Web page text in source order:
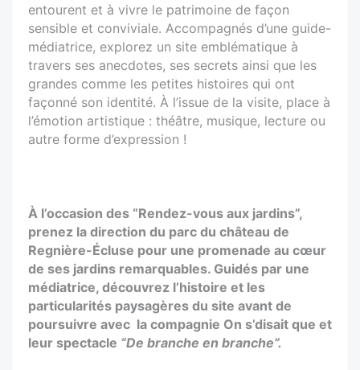
entourent et à vivre le patrimoine de façon
sensible et conviviale. Accompagnés d’une guide-
médiatrice, explorez un site emblématique à
travers ses anecdotes, ses secrets ainsi que les
grandes comme les petites histoires qui ont
façonné son identité. À l’issue de la visite, place à
l’émotion artistique : théâtre, musique, lecture ou
autre forme d’expression !
À l’occasion des “Rendez-vous aux jardins”,
prenez la direction du parc du château de
Regnière-Écluse pour une promenade au cœur
de ses jardins remarquables. Guidés par une
médiatrice, découvrez l’histoire et les
particularités paysagères du site avant de
poursuivre avec la compagnie On s’disait que et
leur spectacle “De branche en branche”.